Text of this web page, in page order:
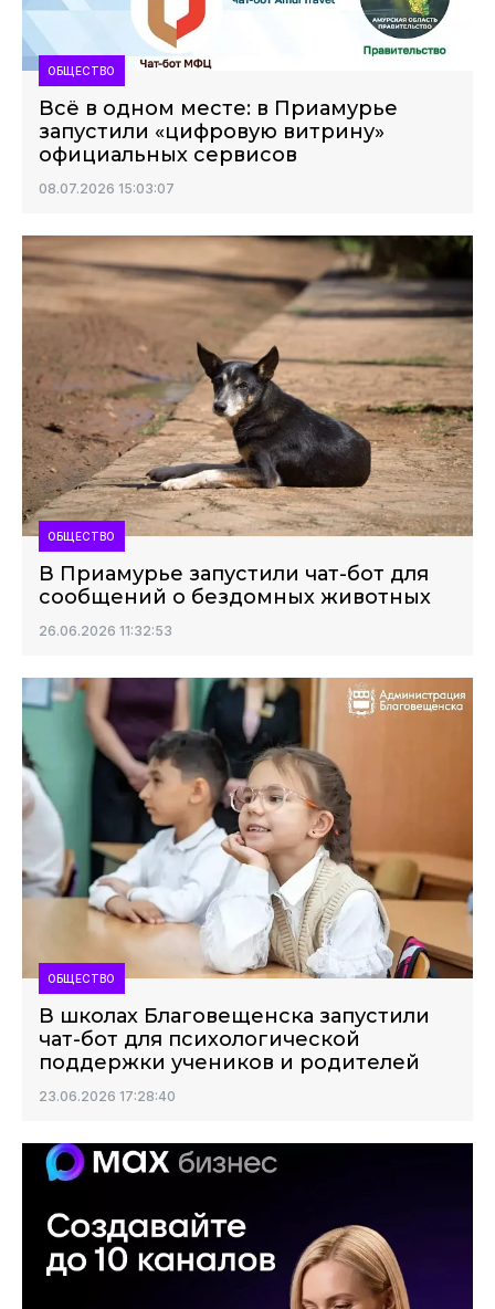
ОБЩЕСТВО
Всё в одном месте: в Приамурье
запустили «цифровую витрину»
официальных сервисов
08.07.2026 15:03:07
ОБЩЕСТВО
В Приамурье запустили чат-бот для
сообщений о бездомных животных
26.06.2026 11:32:53
ОБЩЕСТВО
В школах Благовещенска запустили
чат-бот для психологической
поддержки учеников и родителей
23.06.2026 17:28:40